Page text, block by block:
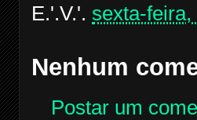
E.'.V.'. sexta-
Nenhum
Postar um